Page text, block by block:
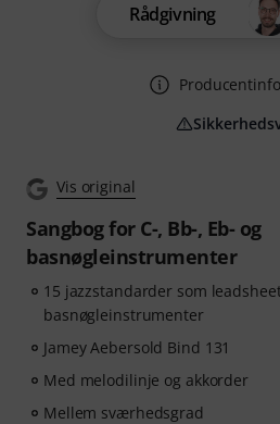
Vis original
Sangbog for C-, Bb-, Eb- og
basnøgleinstrumenter
15 jazzstandarder som
basnøgleinstrumenter
Jamey Aebersold Bind 131
Med melodilinje og akkorder
Mellem sværhedsgrad
Rådgivning